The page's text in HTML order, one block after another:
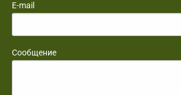
E-mail
Сообщение